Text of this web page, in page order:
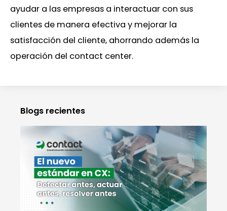
ayudar a las empresas a interactuar con sus
clientes de manera efectiva y mejorar la
satisfacción del cliente, ahorrando además la
operación del contact center.
Blogs recientes